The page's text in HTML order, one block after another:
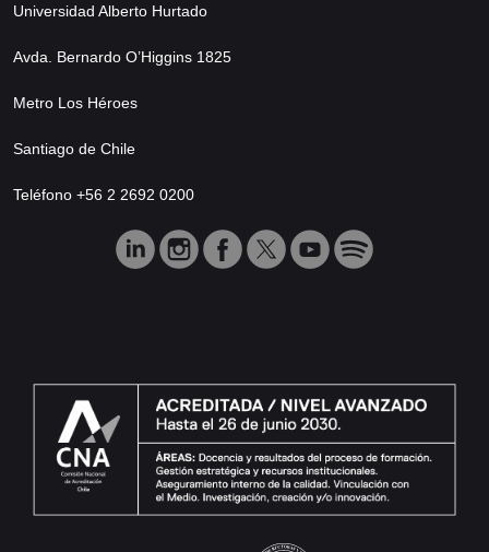
Universidad Alberto Hurtado
Avda. Bernardo O’Higgins 1825
Metro Los Héroes
Santiago de Chile
Teléfono +56 2 2692 0200